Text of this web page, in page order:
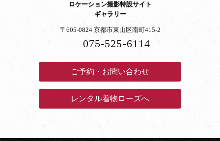
ロケーション撮影特設サイト
ギャラリー
〒605-0824 京都市東山区南町415-2
075-525-6114
ご予約・お問い合わせ
レンタル着物ローズへ